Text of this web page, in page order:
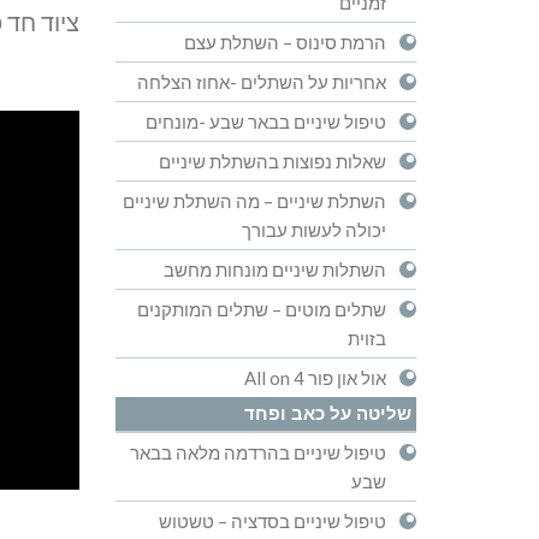
ציוד
הרמת סינוס – השתלת עצם
אחריות על השתלים -אחוז הצלחה
טיפול שיניים בבאר שבע -מונחים
שאלות נפוצות בהשתלת שיניים
השתלת שיניים – מה השתלת שיניים
יכולה לעשות עבורך
השתלות שיניים מונחות מחשב
שתלים מוטים – שתלים המותקנים
בזוית
אול און פור All on 4
שליטה על כאב ופחד
טיפול שיניים בהרדמה מלאה בבאר
שבע
טיפול שיניים בסדציה – טשטוש